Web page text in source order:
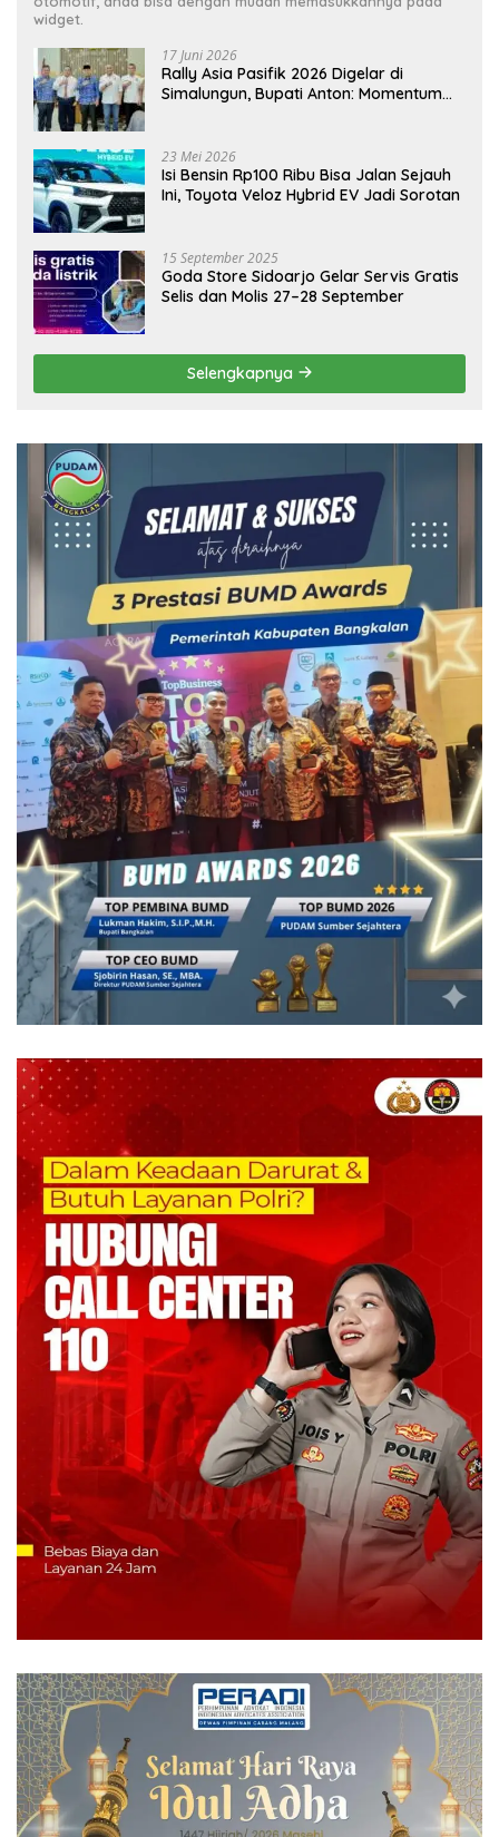
widget.
17 Juni 2026
Rally Asia Pasifik 2026 Digelar di
Simalungun, Bupati Anton: Momentum
23 Mei 2026
Isi Bensin Rp100 Ribu Bisa Jalan Sejauh
Ini, Toyota Veloz Hybrid EV Jadi Sorotan
15 September 2025
Goda Store Sidoarjo Gelar Servis Gratis
Selis dan Molis 27–28 September
Selengkapnya